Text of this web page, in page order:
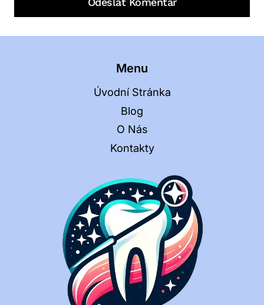
Menu
Úvodní Stránka
Blog
O Nás
Kontakty